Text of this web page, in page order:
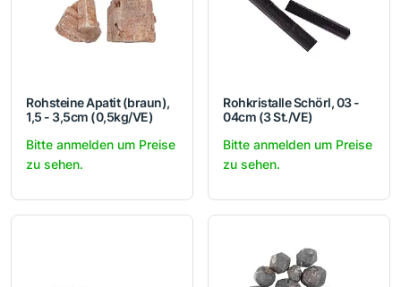
Rohsteine Apatit (braun),
1,5 - 3,5cm (0,5kg/VE)
Bitte anmelden um Preise
zu sehen.
Rohkristalle Schörl, 03 -
04cm (3 St./VE)
Bitte anmelden um Preise
zu sehen.